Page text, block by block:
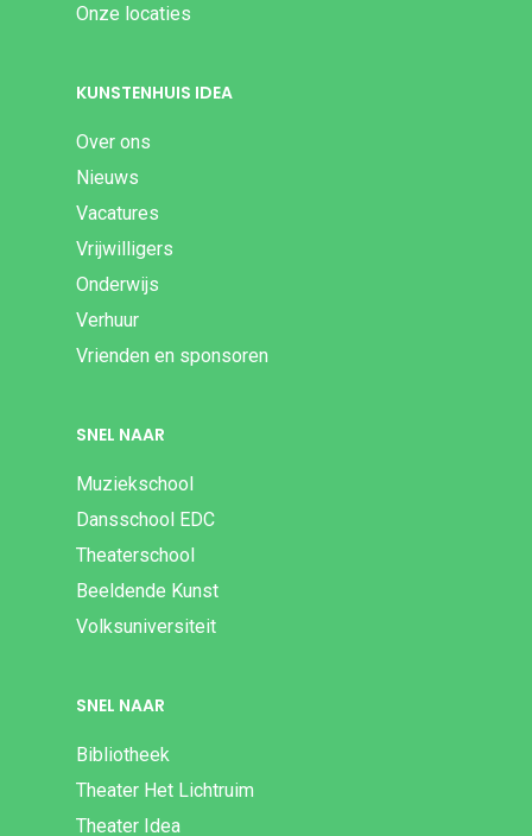
Onze locaties
KUNSTENHUIS IDEA
Over ons
Nieuws
Vacatures
Vrijwilligers
Onderwijs
Verhuur
Vrienden en sponsoren
SNEL NAAR
Muziekschool
Dansschool EDC
Theaterschool
Beeldende Kunst
Volksuniversiteit
SNEL NAAR
Bibliotheek
Theater Het Lichtruim
Theater Idea